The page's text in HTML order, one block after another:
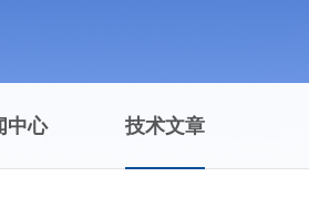
中心 技术文章